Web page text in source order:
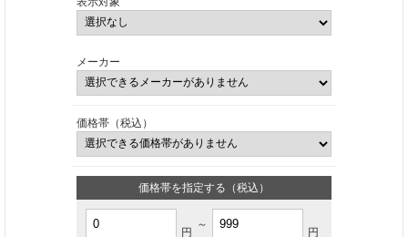
メーカー
価格帯（税込）
価格帯を指定する（税込）
円
～
円